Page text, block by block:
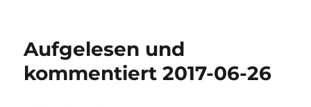
Aufgelesen und
kommentiert 2017-06-26